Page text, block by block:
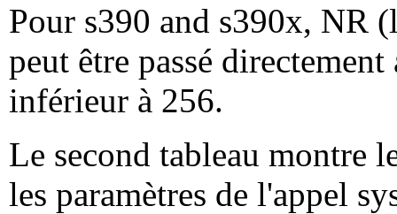
Pour s390 and s390x, NR
peut être passé
inférieur à 256.
Le second tableau montre
les paramètres de l'appel